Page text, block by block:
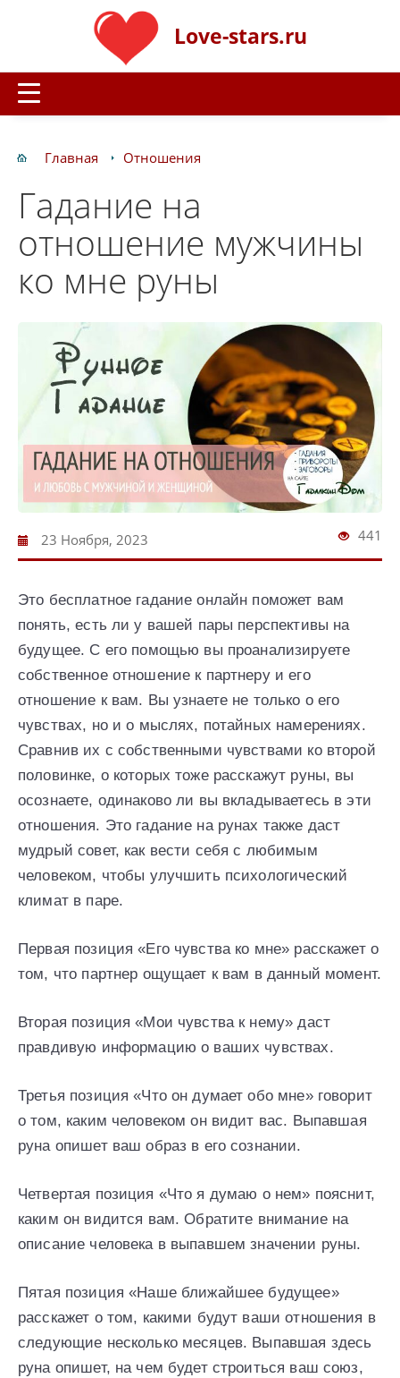
Love-stars.ru
Главная Отношения
Гадание на
отношение мужчины
ко мне руны
23 Ноября, 2023 441
Это бесплатное гадание онлайн поможет вам
понять, есть ли у вашей пары перспективы на
будущее. С его помощью вы проанализируете
собственное отношение к партнеру и его
отношение к вам. Вы узнаете не только о его
чувствах, но и о мыслях, потайных намерениях.
Сравнив их с собственными чувствами ко второй
половинке, о которых тоже расскажут руны, вы
осознаете, одинаково ли вы вкладываетесь в эти
отношения. Это гадание на рунах также даст
мудрый совет, как вести себя с любимым
человеком, чтобы улучшить психологический
климат в паре.
Первая позиция «Его чувства ко мне» расскажет о
том, что партнер ощущает к вам в данный момент.
Вторая позиция «Мои чувства к нему» даст
правдивую информацию о ваших чувствах.
Третья позиция «Что он думает обо мне» говорит
о том, каким человеком он видит вас. Выпавшая
руна опишет ваш образ в его сознании.
Четвертая позиция «Что я думаю о нем» пояснит,
каким он видится вам. Обратите внимание на
описание человека в выпавшем значении руны.
Пятая позиция «Наше ближайшее будущее»
расскажет о том, какими будут ваши отношения в
следующие несколько месяцев. Выпавшая здесь
руна опишет, на чем будет строиться ваш союз,